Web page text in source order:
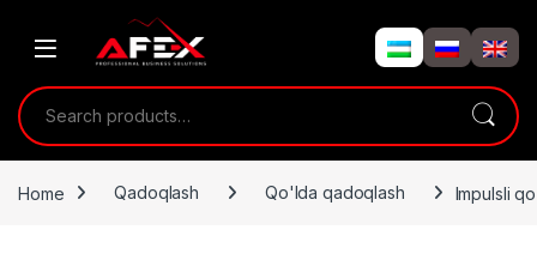
Search for:
Home Qadoqlash Qo'lda qadoqlash Impulsli